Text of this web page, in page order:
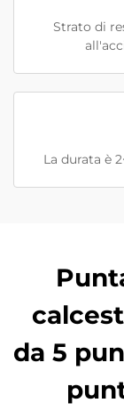
Strato di
La durata è
da 5